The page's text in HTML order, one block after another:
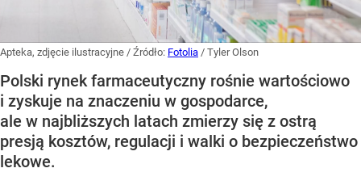
Apteka, zdjęcie ilustracyjne / Źródło: Fotolia / Tyler Olson
Polski rynek farmaceutyczny rośnie wartościowo
i zyskuje na znaczeniu w gospodarce,
ale w najbliższych latach zmierzy się z ostrą
presją kosztów, regulacji i walki o bezpieczeństwo
lekowe.